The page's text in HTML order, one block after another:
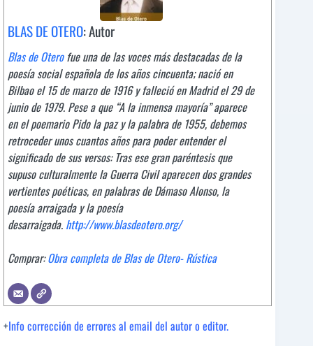
BLAS DE OTERO: Autor
Blas de Oterofue una de las voces más destacadas de la
poesía social española de los años cincuenta; nació en
Bilbao el 15 de marzo de 1916 y falleció en Madrid el 29 de
junio de 1979. Pese a que “A la inmensa mayoría” aparece
en el poemarioPido la paz y la palabrade 1955, debemos
retroceder unos cuantos años para poder entender el
significado de sus versos: Tras ese gran paréntesis que
supuso culturalmente la Guerra Civil aparecen dos grandes
vertientes poéticas, en palabras de Dámaso Alonso, la
poesía arraigada y la poesía
desarraigada. http://www.blasdeotero.org/
Comprar:Obra completa de Blas de Otero- Rústica
+Info corrección de errores al email del autor o editor.